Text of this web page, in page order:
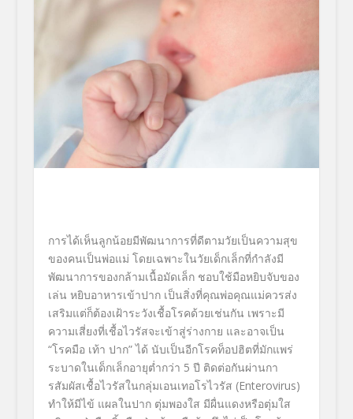
การได้เห็นลูกน้อยมีพัฒนาการที่ดีตามวัยเป็นความสุข
ของคนเป็นพ่อแม่ โดยเฉพาะในวัยเด็กเล็กที่กำลังมี
พัฒนาการของกล้ามเนื้อมัดเล็ก ชอบใช้มือหยิบจับของ
เล่น หยิบอาหารเข้าปาก เป็นสิ่งที่คุณพ่อคุณแม่ควรส่ง
เสริมแต่ก็ต้องเฝ้าระวังเชื้อโรคด้วยเช่นกัน เพราะมี
ความเสี่ยงที่เชื้อไวรัสจะเข้าสู่ร่างกาย และอาจเป็น
“โรคมือ เท้า ปาก” ได้ นับเป็นอีกโรคท็อปฮิตที่มักแพร่
ระบาดในเด็กเล็กอายุต่ำกว่า 5 ปี ติดต่อกันผ่านกา
รสัมผัสเชื้อไวรัสในกลุ่มเอนเทอโรไวรัส (Enterovirus)
ทำให้มีไข้ แผลในปาก ตุ่มพองใส มีผื่นแดงหรือตุ่มใส